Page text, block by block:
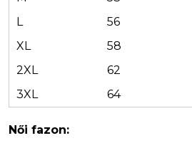
L
56
XL
58
2XL
62
3XL
64
Női fazon: